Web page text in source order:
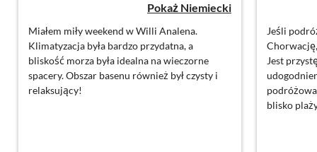
Pokaż Niemiecki
Miałem miły weekend w Willi Analena.
Klimatyzacja była bardzo przydatna, a
bliskość morza była idealna na wieczorne
spacery. Obszar basenu również był czysty i
relaksujący!
Jeśli
Jest
blisko